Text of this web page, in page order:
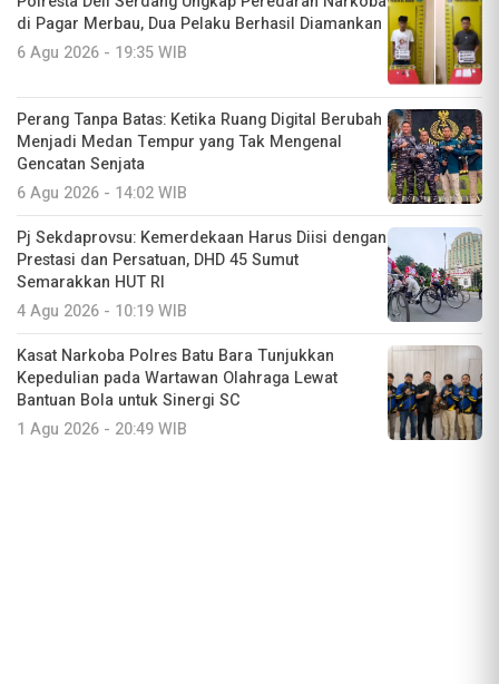
di Pagar Merbau, Dua Pelaku Berhasil Diamankan
6 Agu 2026 - 19:35 WIB
Perang Tanpa Batas: Ketika Ruang Digital Berubah
Menjadi Medan Tempur yang Tak Mengenal
Gencatan Senjata
6 Agu 2026 - 14:02 WIB
Pj Sekdaprovsu: Kemerdekaan Harus Diisi dengan
Prestasi dan Persatuan, DHD 45 Sumut
Semarakkan HUT RI
4 Agu 2026 - 10:19 WIB
Kasat Narkoba Polres Batu Bara Tunjukkan
Kepedulian pada Wartawan Olahraga Lewat
Bantuan Bola untuk Sinergi SC
1 Agu 2026 - 20:49 WIB